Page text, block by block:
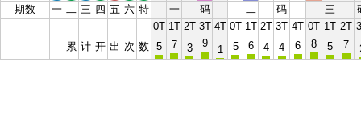
期数 一 二 三 四 五 六 特 一 码 二 码 三
0T 1T 2T 3T 4T 0T 1T 2T 3T 4T 0T 1T 2T
累 计 开 出 次 数 5 7 3 9
1 5 6 4 4 6 8 5 7